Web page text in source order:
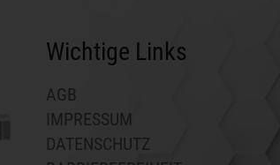
Wichtige Links
AGB
IMPRESSUM
DATENSCHUTZ